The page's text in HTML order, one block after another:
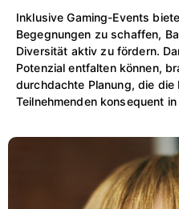
Inklusive Gaming-Events
Begegnungen zu schaffen,
Diversität aktiv zu fördern.
Potenzial entfalten können,
durchdachte Planung, die die
Teilnehmenden konsequent